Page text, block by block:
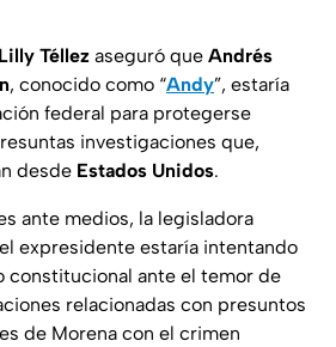
Téllez aseguró que Andrés
, conocido como “Andy”, estaría
federal para protegerse
investigaciones que,
desde Estados Unidos.
ante medios, la legisladora
expresidente estaría intentando
constitucional ante el temor de
relacionadas con presuntos
de Morena con el crimen